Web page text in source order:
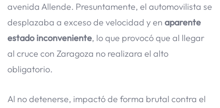
avenida Allende. Presuntamente, el automovilista se
desplazaba a exceso de velocidad y en aparente
estado inconveniente, lo que provocó que al llegar
al cruce con Zaragoza no realizara el alto
obligatorio.
Al no detenerse, impactó de forma brutal contra el